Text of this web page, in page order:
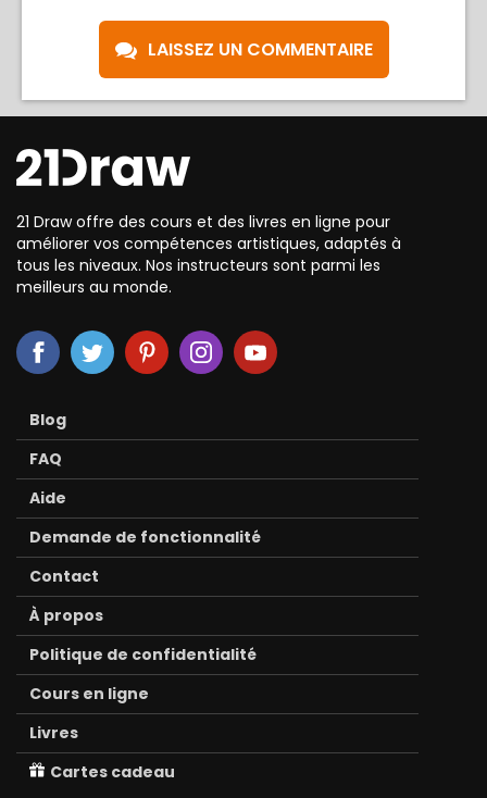
LAISSEZ UN COMMENTAIRE
21 Draw offre des cours et des livres en ligne pour
améliorer vos compétences artistiques, adaptés à
tous les niveaux. Nos instructeurs sont parmi les
meilleurs au monde.
Blog
FAQ
Aide
Demande de fonctionnalité
Contact
À propos
Politique de confidentialité
Cours en ligne
Livres
Cartes cadeau